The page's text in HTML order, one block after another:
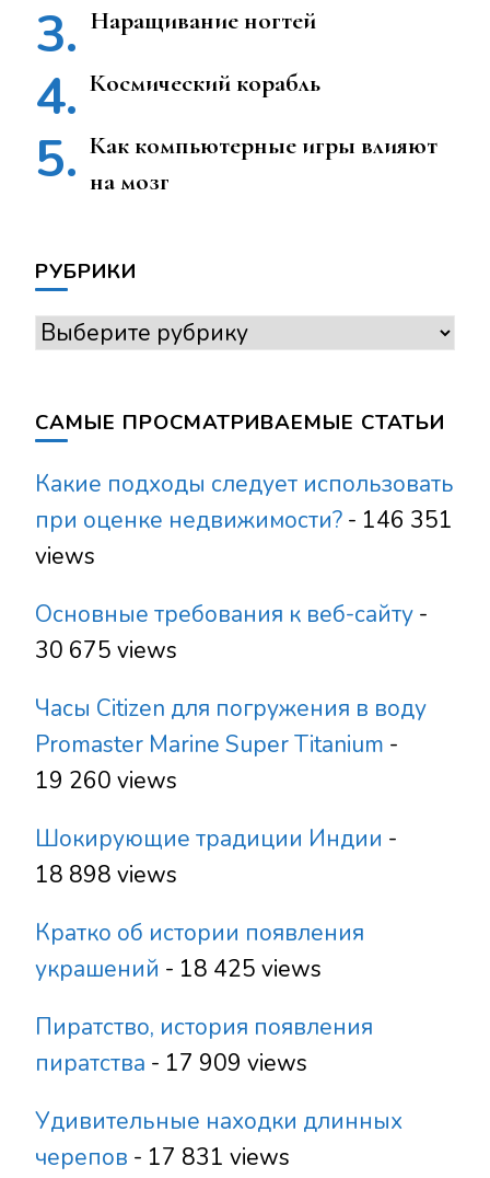
Наращивание ногтей
Космический корабль
Как компьютерные игры влияют
на мозг
РУБРИКИ
Рубрики
САМЫЕ ПРОСМАТРИВАЕМЫЕ СТАТЬИ
Какие подходы следует использовать
при оценке недвижимости? - 146 351
views
Основные требования к веб-сайту -
30 675 views
Часы Citizen для погружения в воду
Promaster Marine Super Titanium -
19 260 views
Шокирующие традиции Индии -
18 898 views
Кратко об истории появления
украшений - 18 425 views
Пиратство, история появления
пиратства - 17 909 views
Удивительные находки длинных
черепов - 17 831 views